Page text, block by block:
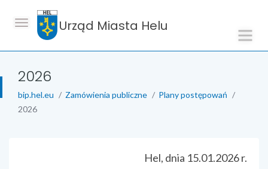
Urząd Miasta Helu
2026
bip.hel.eu Zamówienia publiczne
Plany postępowań
2026
Hel, dnia 15.01.2026 r.